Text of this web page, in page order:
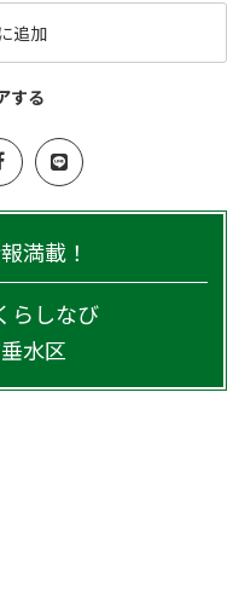
追加
する
満載！
らしなび
水区